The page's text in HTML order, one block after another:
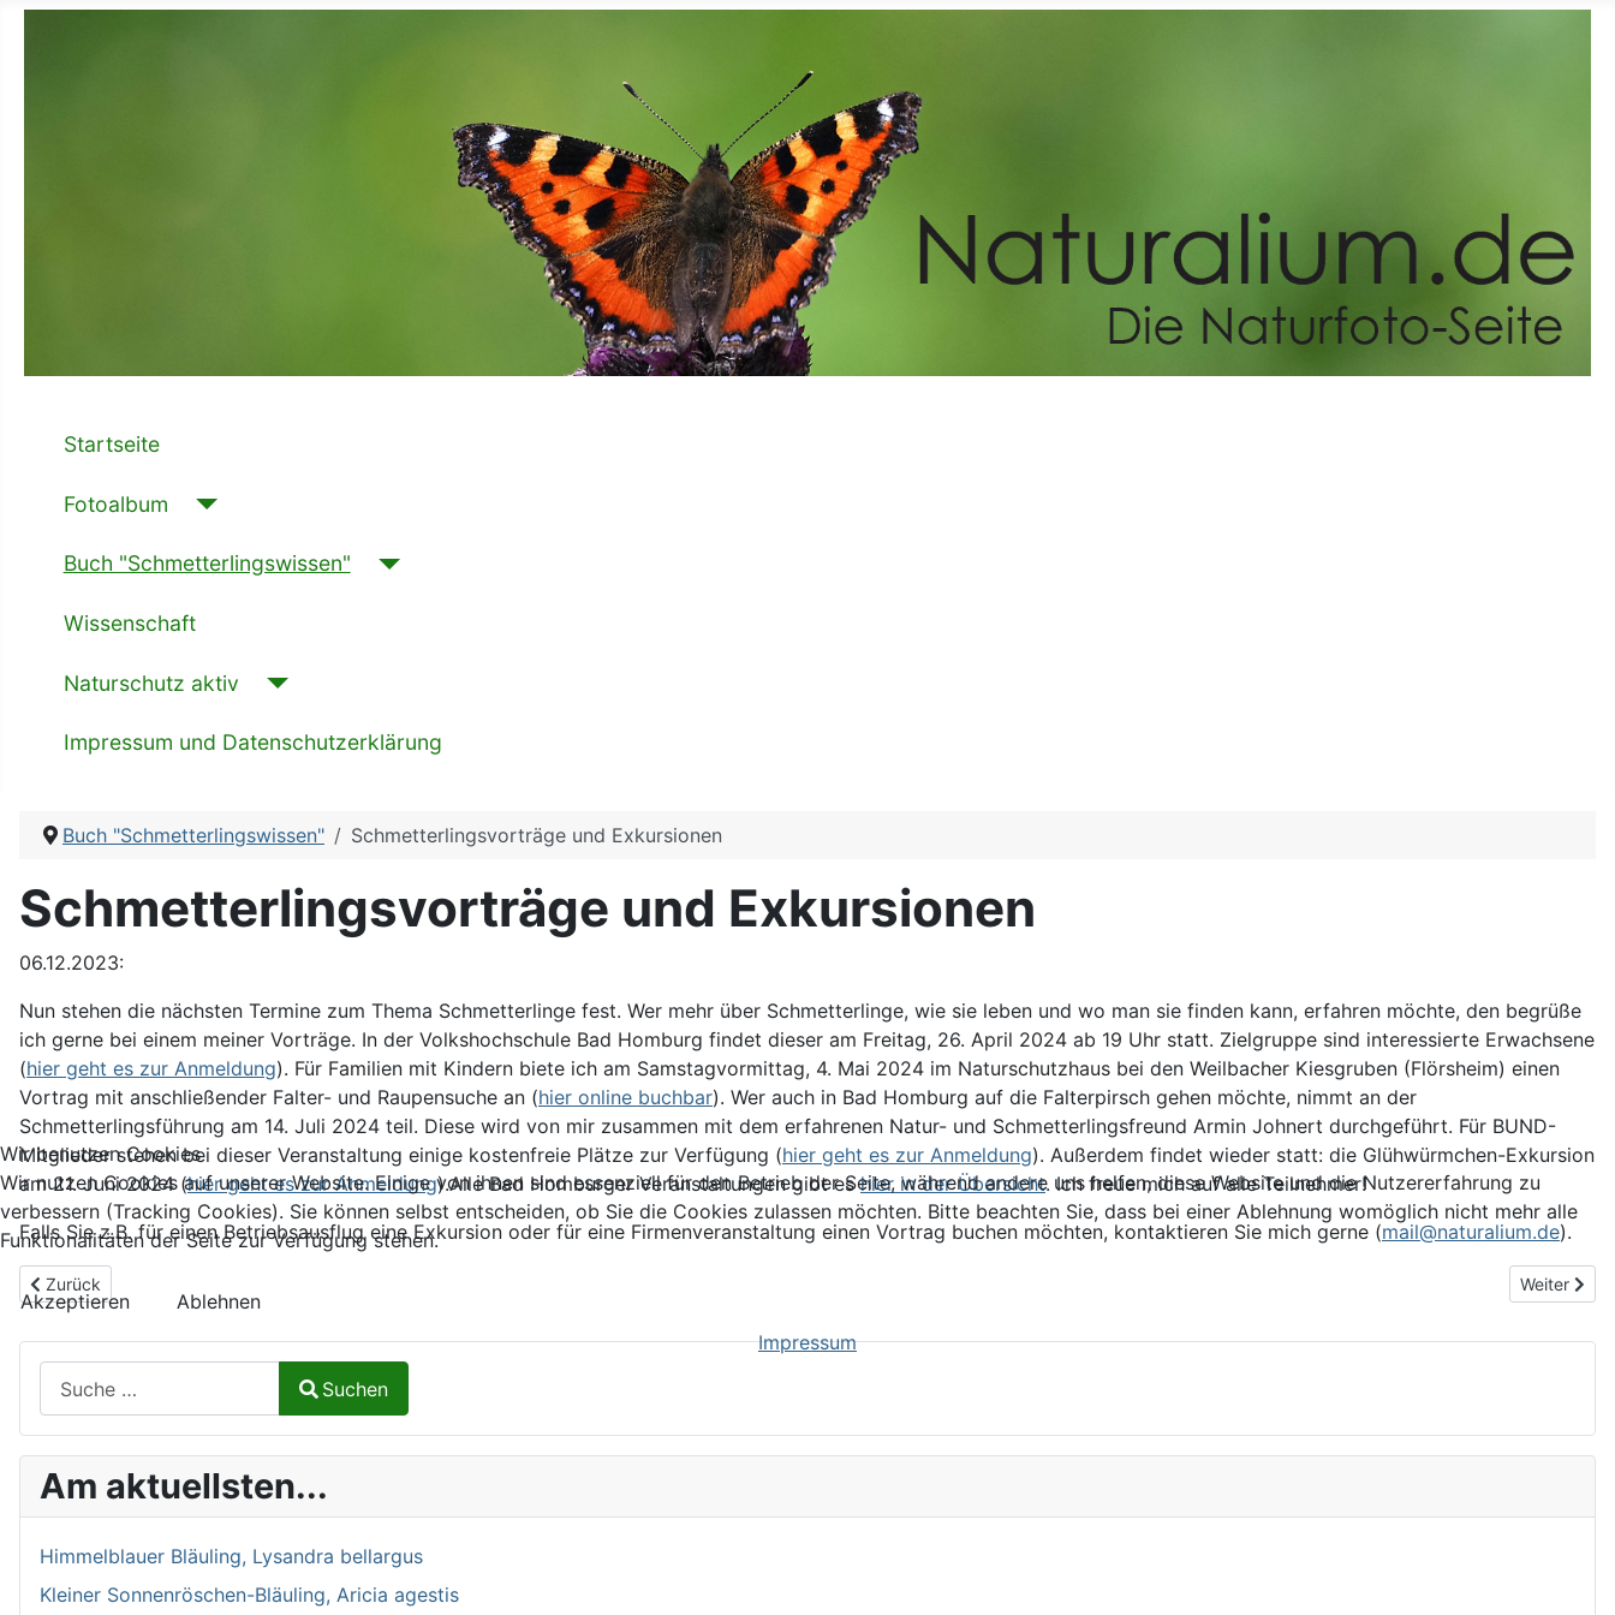
Startseite
Fotoalbum
Buch "Schmetterlingswissen"
Wissenschaft
Naturschutz aktiv
Impressum und Datenschutzerklärung
Buch "Schmetterlingswissen" Schmetterlingsvorträge und Exkursionen
Schmetterlingsvorträge und Exkursionen
06.12.2023:
Nun stehen die nächsten Termine zum Thema Schmetterlinge fest. Wer mehr über Schmetterlinge, wie sie leben und wo man sie finden kann, erfahren möchte, den begrüße
ich gerne bei einem meiner Vorträge. In der Volkshochschule Bad Homburg findet dieser am Freitag, 26. April 2024 ab 19 Uhr statt. Zielgruppe sind interessierte Erwachsene
(hier geht es zur Anmeldung). Für Familien mit Kindern biete ich am Samstagvormittag, 4. Mai 2024 im Naturschutzhaus bei den Weilbacher Kiesgruben (Flörsheim) einen
Vortrag mit anschließender Falter- und Raupensuche an (hier online buchbar). Wer auch in Bad Homburg auf die Falterpirsch gehen möchte, nimmt an der
Schmetterlingsführung am 14. Juli 2024 teil. Diese wird von mir zusammen mit dem erfahrenen Natur- und Schmetterlingsfreund Armin Johnert durchgeführt. Für BUND-
Mitglieder stehen bei dieser Veranstaltung einige kostenfreie Plätze zur Verfügung (hier geht es zur Anmeldung). Außerdem findet wieder statt: die Glühwürmchen-Exkursion
am 21. Juni 2024 (hier geht es zur Anmeldung).Alle Bad Homburger Veranstaltungen gibt eshier in der Übersicht. Ich freue mich auf alle Teilnehmer!
Falls Sie z.B. für einen Betriebsausflug eine Exkursion oder für eine Firmenveranstaltung einen Vortrag buchen möchten, kontaktieren Sie mich gerne (mail@naturalium.de).
Vorheriger Beitrag: "Schmetterlingswissen" in der Verlagsvorschau 2024
Zurück Nächster
Weiter
Type 2 or more characters for results.
Suchen
Am aktuellsten...
Himmelblauer Bläuling, Lysandra bellargus
Kleiner Sonnenröschen-Bläuling, Aricia agestis
Wir benutzen Cookies
Wir nutzen Cookies auf unserer Website. Einige von ihnen sind essenziell für den Betrieb der Seite, während andere uns helfen, diese Website und die Nutzererfahrung zu
verbessern (Tracking Cookies). Sie können selbst entscheiden, ob Sie die Cookies zulassen möchten. Bitte beachten Sie, dass bei einer Ablehnung womöglich nicht mehr alle
Funktionalitäten der Seite zur Verfügung stehen.
Akzeptieren
Ablehnen
Impressum